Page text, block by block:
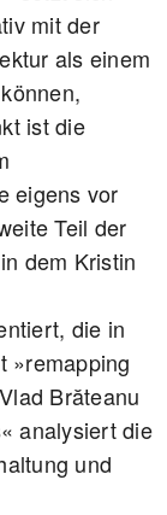
mit der
als einem
ist die
eigens vor
Teil der
dem Kristin
die in
»remapping
Brăteanu
analysiert die
und